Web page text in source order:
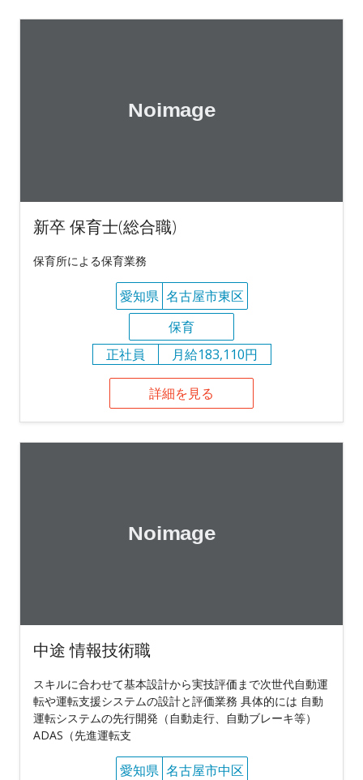
新卒 保育士(総合職)
保育所による保育業務
愛知県 名古屋市東区
保育
正社員
月給183,110円
詳細を見る
中途 情報技術職
スキルに合わせて基本設計から実技評価まで次世代自動運
転や運転支援システムの設計と評価業務 具体的には 自動
運転システムの先行開発（自動走行、自動ブレーキ等）
ADAS（先進運転支
愛知県 名古屋市中区